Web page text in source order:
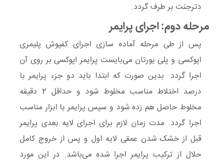
دترجنت بر طرف گردد.
مرحله دوم: اجرای پرایمر
پس از طی مرحله آماده سازی اجرای کفپوش پلیمری
اپوکسی و پلی یورتان می‌بایست پرایمر اپوکسی بر روی آن
اجرا گردد. بدین صورت که ابتدا باید دو جزء پرایمر با
درصد اختلاط مناسب مخلوط شود و حداقل 2 دقیقه
مخلوط حاصل هم زده شود و سپس پرایمر با ابزار مناسب
اجرا گردد. مدت زمان لازم برای اجرای لایه بعدی پرایمر
قبل از خشک شدن عمقی لایه اول و پس از خروج کامل
حلال از ترکیب پرایمر اجرا شده می‌باشد. در این مورد